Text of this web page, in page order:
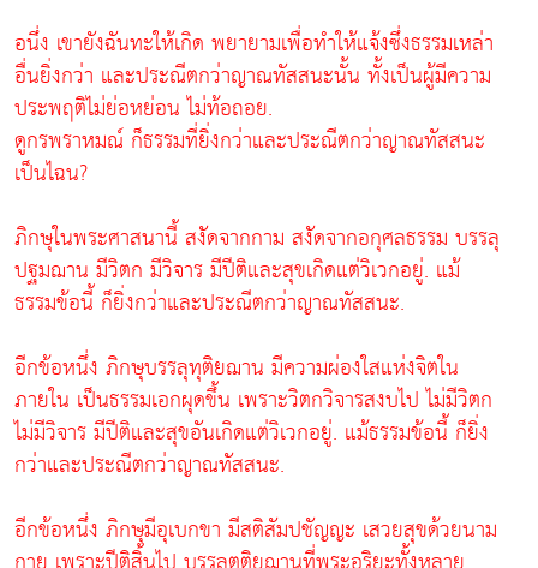
อนึ่ง เขายังฉันทะให้เกิด พยายามเพื่อทำให้แจ้งซึ่งธรรมเหล่า
อื่นยิ่งกว่า และประณีตกว่าญาณทัสสนะนั้น ทั้งเป็นผู้มีความ
ประพฤติไม่ย่อหย่อน ไม่ท้อถอย.
ดูกรพราหมณ์ ก็ธรรมที่ยิ่งกว่าและประณีตกว่าญาณทัสสนะ
เป็นไฉน?
ภิกษุในพระศาสนานี้ สงัดจากกาม สงัดจากอกุศลธรรม บรรลุ
ปฐมฌาน มีวิตก มีวิจาร มีปีติและสุขเกิดแต่วิเวกอยู่. แม้
ธรรมข้อนี้ ก็ยิ่งกว่าและประณีตกว่าญาณทัสสนะ.
อีกข้อหนึ่ง ภิกษุบรรลุทุติยฌาน มีความผ่องใสแห่งจิตใน
ภายใน เป็นธรรมเอกผุดขึ้น เพราะวิตกวิจารสงบไป ไม่มีวิตก
ไม่มีวิจาร มีปีติและสุขอันเกิดแต่วิเวกอยู่. แม้ธรรมข้อนี้ ก็ยิ่ง
กว่าและประณีตกว่าญาณทัสสนะ.
อีกข้อหนึ่ง ภิกษุมีอุเบกขา มีสติสัมปชัญญะ เสวยสุขด้วยนาม